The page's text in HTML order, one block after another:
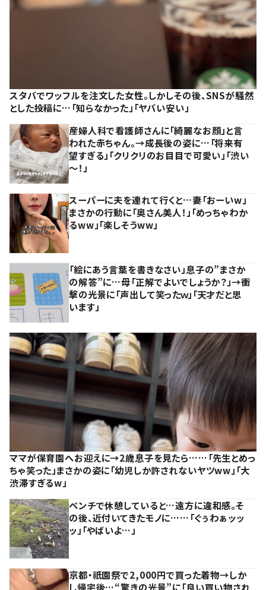
スタバでワッフルを注文した女性。しかしその後、SNSが騒然
とした投稿に…「知らなかった」「ヤバい安い」
産婦人科で看護師さんに「綺麗なお顔」と言
われた赤ちゃん。→成長後の姿に…「将来有
望すぎる」「クリクリのお目目で可愛い」「渋い
～！」
スーパーに夫を連れて行くと…妻「おーいw」
まさかの行動に「奥さん美人！」「めっちゃわか
るww」「楽しそうww」
「絵にあう言葉を書きなさい」息子の”まさか
の解答”に…母「正解でよいでしょうか？」→衝
撃の光景に「声出して笑ったｗ」「天才だと思
います」
ママが保育園へお迎えに→2歳息子を見たら……「先生とめっ
ちゃ笑った」まさかの姿に「幼児しか許されないヤツww」「大
渋滞すぎるw」
ベンチで休憩していると…遠方に違和感。そ
の後、近付いてきたモノに……「ぐぅわぁッッ
ッ」「やばいよ…」
京都・祇園祭で2,000円で買った着物→しか
し帰宅後…“驚きの光景”に「良い買い物され